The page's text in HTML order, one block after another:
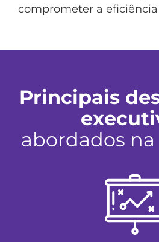
comprometer a
Principais
abordados